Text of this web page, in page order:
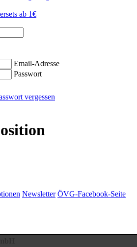
ab 1€
Email-Adresse
Passwort
vergessen
Newsletter ÖVG-Facebook-Seite